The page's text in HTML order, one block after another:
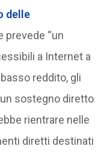
delle
prevede “un
a Internet a
reddito, gli
sostegno diretto
rientrare nelle
diretti destinati